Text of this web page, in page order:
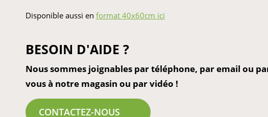
Disponible aussi en format 40x60cm ici
BESOIN D'AIDE ?
Nous sommes joignables par téléphone, par email ou
vous à notre magasin ou par vidéo !
CONTACTEZ-NOUS